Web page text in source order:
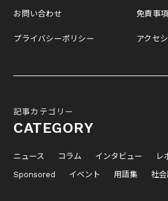
お問い合わせ
プライバシーポリシー
免責事項
アクセ
記事カテゴリー
CATEGORY
ニュース コラム インタビュー レ
Sponsored
イベント 用語集 社